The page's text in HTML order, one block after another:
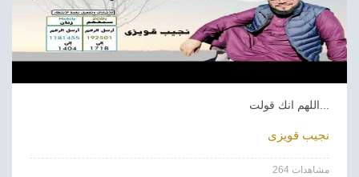
نجيب قويزى
264 مشاهدات